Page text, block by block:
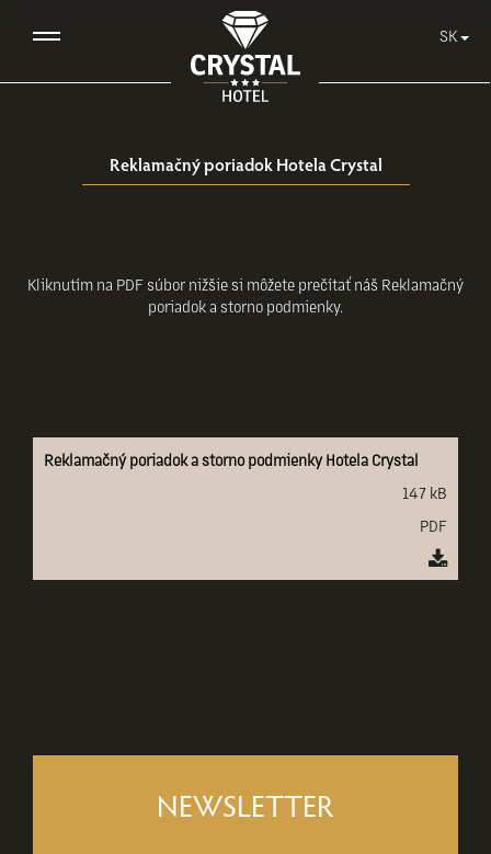
SK
Reklamačný poriadok Hotela Crystal
Kliknutím na PDF súbor nižšie si môžete prečítať náš Reklamačný
poriadok a storno podmienky.
Reklamačný poriadok a storno podmienky Hotela Crystal
147 kB
PDF
NEWSLETTER